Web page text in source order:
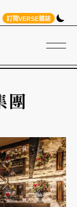
訂閱VERSE雜誌
團